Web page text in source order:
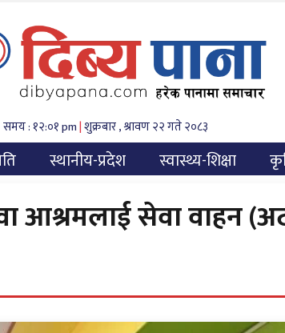
समय : १२:०१ pm|शुक्रबार , श्रावण २२ गते २०८३
स्थानीय-प्रदेश स्वास्थ्य-शिक्षा
आश्रमलाई सेवा वाहन